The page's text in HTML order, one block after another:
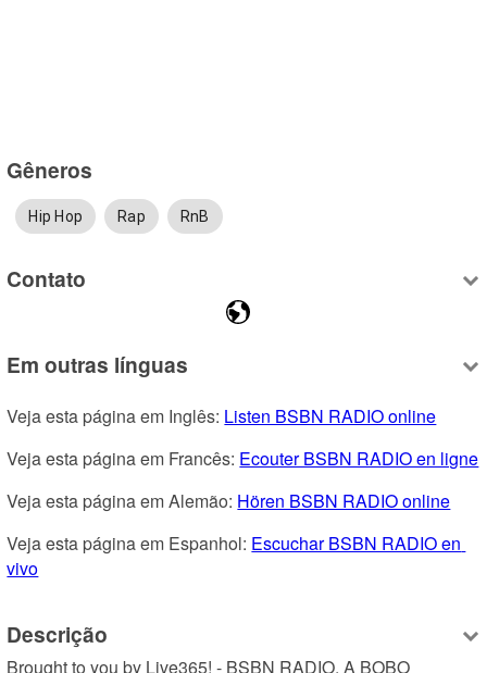
Gêneros
Hip Hop Rap RnB
Contato
Em outras línguas
Veja esta página em Inglês: Listen BSBN RADIO online
Veja esta página em Francês: Ecouter BSBN RADIO en ligne
Veja esta página em Alemão: Hören BSBN RADIO online
Veja esta página em Espanhol: Escuchar BSBN RADIO en
vivo
Descrição
Brought to you by Live365! - BSBN RADIO, A BOBO